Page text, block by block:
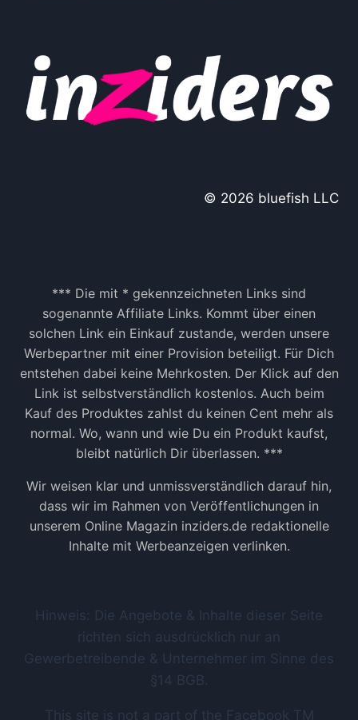
© 2026 bluefish LLC
*** Die mit * gekennzeichneten Links sind
sogenannte Affiliate Links. Kommt über einen
solchen Link ein Einkauf zustande, werden unsere
Werbepartner mit einer Provision beteiligt. Für Dich
entstehen dabei keine Mehrkosten. Der Klick auf den
Link ist selbstverständlich kostenlos. Auch beim
Kauf des Produktes zahlst du keinen Cent mehr als
normal. Wo, wann und wie Du ein Produkt kaufst,
bleibt natürlich Dir überlassen. ***
Wir weisen klar und unmissverständlich darauf hin,
dass wir im Rahmen von Veröffentlichungen in
unserem Online Magazin inziders.de redaktionelle
Inhalte mit Werbeanzeigen verlinken.
Hinweis: Die Angebote & Inhalte dieser Seite
richten sich ausdrücklich nur an
Gewerbetreibende & Unternehmer im Sinne des
§14 BGB.
This site is not a part of the Facebook TM